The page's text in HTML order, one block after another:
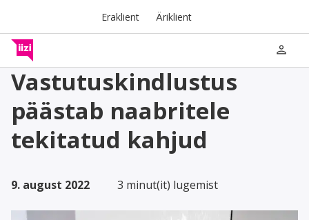
Eraklient Äriklient
person
Vastutuskindlustus
päästab naabritele
tekitatud kahjud
9. august 2022 3 minut(it) lugemist